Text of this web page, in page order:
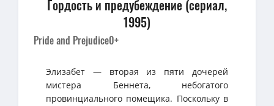
Гордость и предубеждение (сериал,
1995)
Pride and Prejudice0+
Элизабет — вторая из пяти дочерей
мистера Беннета, небогатого
провинциального помещика. Поскольку в